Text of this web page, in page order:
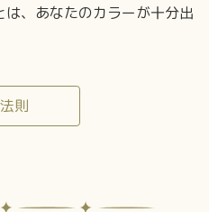
、あなたのカラーが十分出
則